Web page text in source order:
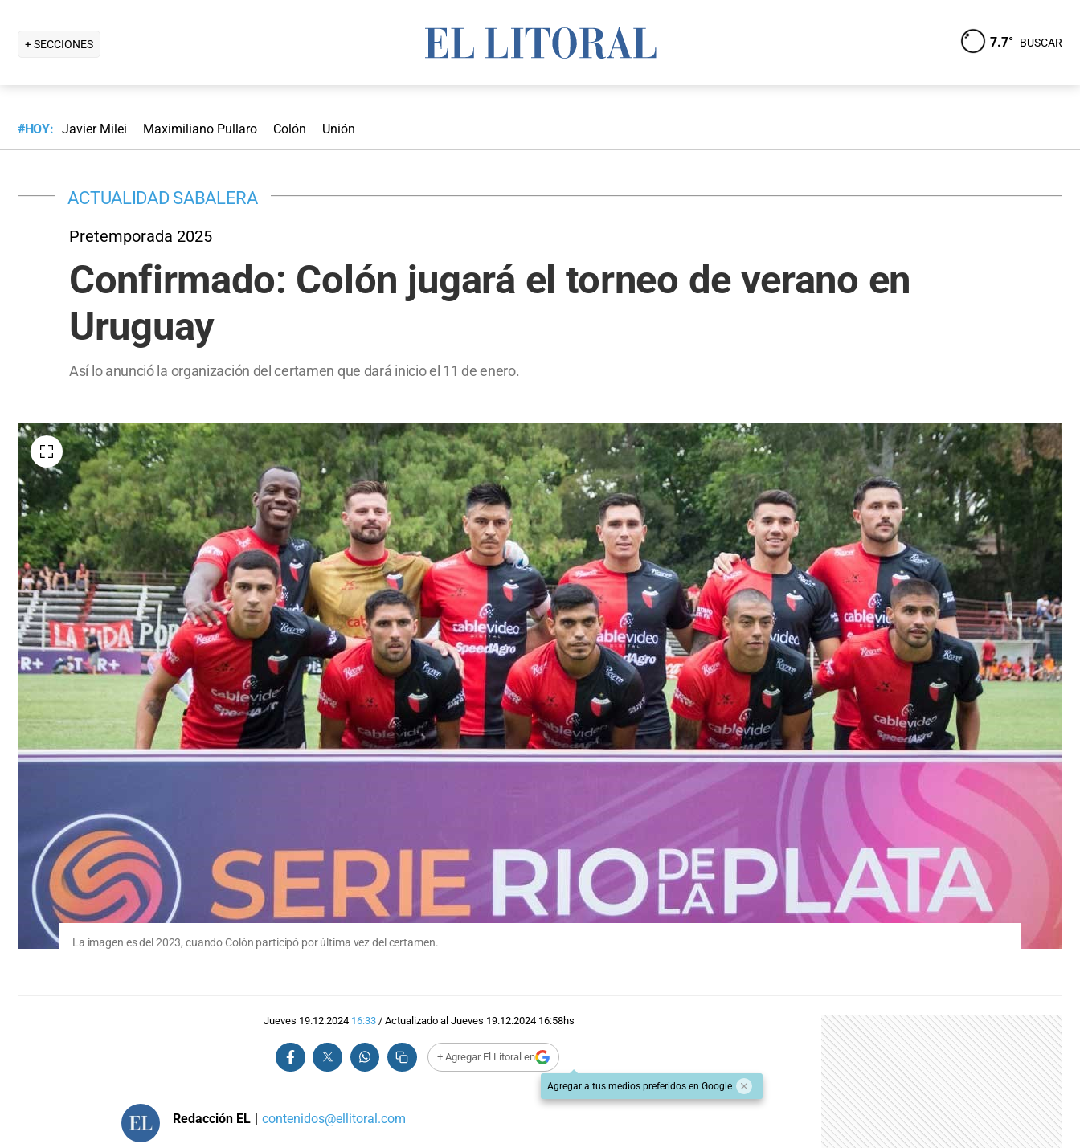
+ SECCIONES 7.7° BUSCAR
#HOY: Javier Milei Maximiliano Pullaro Colón Unión
ACTUALIDAD SABALERA
Pretemporada 2025
Confirmado: Colón jugará el torneo de verano en
Uruguay
Así lo anunció la organización del certamen que dará inicio el 11 de enero.
La imagen es del 2023, cuando Colón participó por última vez del certamen.
Jueves 19.12.2024 16:33/ Actualizado al Jueves 19.12.2024 16:58hs
+ Agregar El Litoral en
Agregar a tus medios preferidos en Google
Redacción EL | contenidos@ellitoral.com